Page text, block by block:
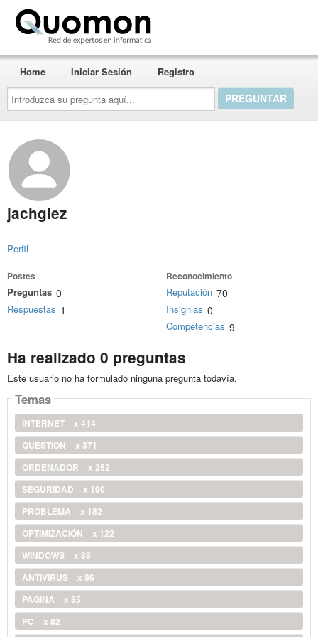
Introduzca
su
pregunta
aquí...
Home Iniciar Sesión Registro
jachglez
Perfil
Postes
Preguntas 0
Respuestas 1
Reconocimiento
Reputación 70
Insignias 0
Competencias 9
Ha realizado 0 preguntas
Este usuario no ha formulado ninguna pregunta todavía.
Temas
INTERNET
x 414
QUESTION
x 371
ORDENADOR
x 252
SEGURIDAD
x 190
PROBLEMA
x 182
OPTIMIZACIÓN
x 122
WINDOWS
x 88
ANTIVIRUS
x 86
PAGINA
x 85
PC
x 82